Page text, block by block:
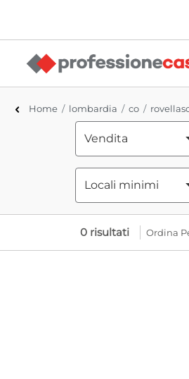
Home lombardia co
Vendita
Locali minimi
0 risultati Ordina